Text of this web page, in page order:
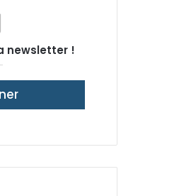
newsletter !